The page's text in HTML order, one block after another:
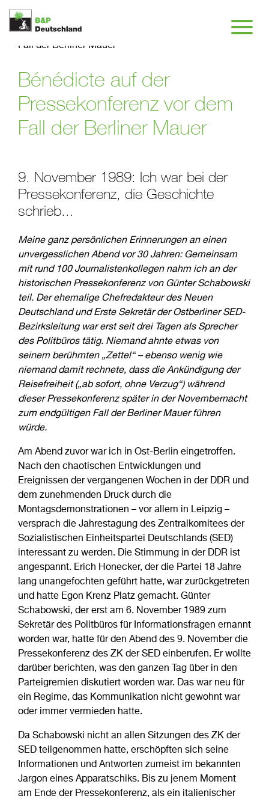
News > Bénédicte auf der Pressekonferenz vor dem
Fall der Berliner Mauer
Bénédicte auf der
Pressekonferenz vor dem
Fall der Berliner Mauer
9. November 1989: Ich war bei der
Pressekonferenz, die Geschichte
schrieb...
Meine ganz persönlichen Erinnerungen an einen
unvergesslichen Abend vor 30 Jahren: Gemeinsam
mit rund 100 Journalistenkollegen nahm ich an der
historischen Pressekonferenz von Günter Schabowski
teil. Der ehemalige Chefredakteur des Neuen
Deutschland und Erste Sekretär der Ostberliner SED-
Bezirksleitung war erst seit drei Tagen als Sprecher
des Politbüros tätig. Niemand ahnte etwas von
seinem berühmten „Zettel“ – ebenso wenig wie
niemand damit rechnete, dass die Ankündigung der
Reisefreiheit („ab sofort, ohne Verzug“) während
dieser Pressekonferenz später in der Novembernacht
zum endgültigen Fall der Berliner Mauer führen
würde.
Am Abend zuvor war ich in Ost-Berlin eingetroffen.
Nach den chaotischen Entwicklungen und
Ereignissen der vergangenen Wochen in der DDR und
dem zunehmenden Druck durch die
Montagsdemonstrationen – vor allem in Leipzig –
versprach die Jahrestagung des Zentralkomitees der
Sozialistischen Einheitspartei Deutschlands (SED)
interessant zu werden. Die Stimmung in der DDR ist
angespannt. Erich Honecker, der die Partei 18 Jahre
lang unangefochten geführt hatte, war zurückgetreten
und hatte Egon Krenz Platz gemacht. Günter
Schabowski, der erst am 6. November 1989 zum
Sekretär des Politbüros für Informationsfragen ernannt
worden war, hatte für den Abend des 9. November die
Pressekonferenz des ZK der SED einberufen. Er wollte
darüber berichten, was den ganzen Tag über in den
Parteigremien diskutiert worden war. Das war neu für
ein Regime, das Kommunikation nicht gewohnt war
oder immer vermieden hatte.
Da Schabowski nicht an allen Sitzungen des ZK der
SED teilgenommen hatte, erschöpften sich seine
Informationen und Antworten zumeist im bekannten
Jargon eines Apparatschiks. Bis zu jenem Moment
am Ende der Pressekonferenz, als ein italienischer